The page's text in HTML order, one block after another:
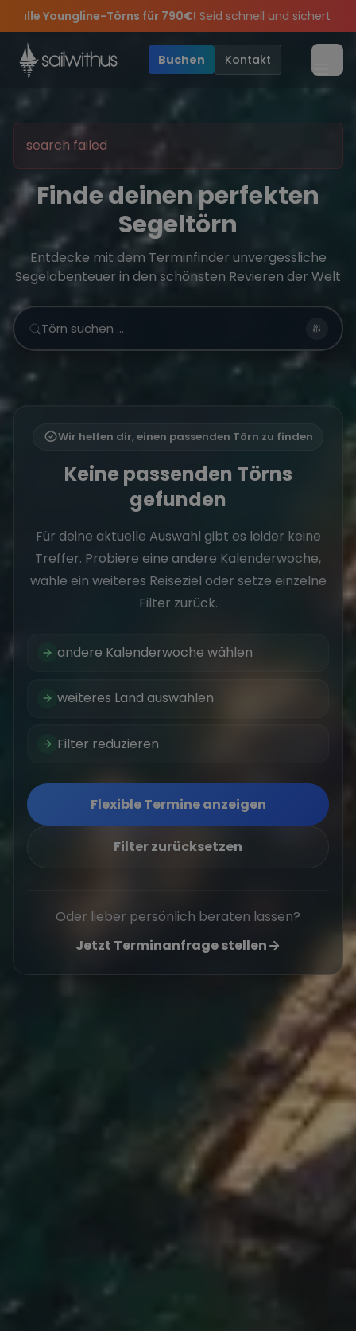
Skip to content
790€!Seid schnell und sichert euch die letzten Plätze. •
Sichere Dir jetztDein Meilenbuch und Deine sailwithus-
mehr Sowie20€ Rabatt auf deinen ersten Törn! •
die Törns, die Crew und die besten Geschichten des
Buchen
Kontakt
search failed
Finde deinen perfekten
Segeltörn
Entdecke mit dem Terminfinder unvergessliche
Segelabenteuer in den schönsten Revieren der Welt
Törn suchen …
Wir helfen dir, einen passenden Törn zu finden
Keine passenden Törns
gefunden
Für deine aktuelle Auswahl gibt es leider keine
Treffer. Probiere eine andere Kalenderwoche,
wähle ein weiteres Reiseziel oder setze einzelne
Filter zurück.
andere Kalenderwoche wählen
weiteres Land auswählen
Filter reduzieren
Flexible Termine anzeigen
Filter zurücksetzen
Oder lieber persönlich beraten lassen?
Jetzt Terminanfrage stellen